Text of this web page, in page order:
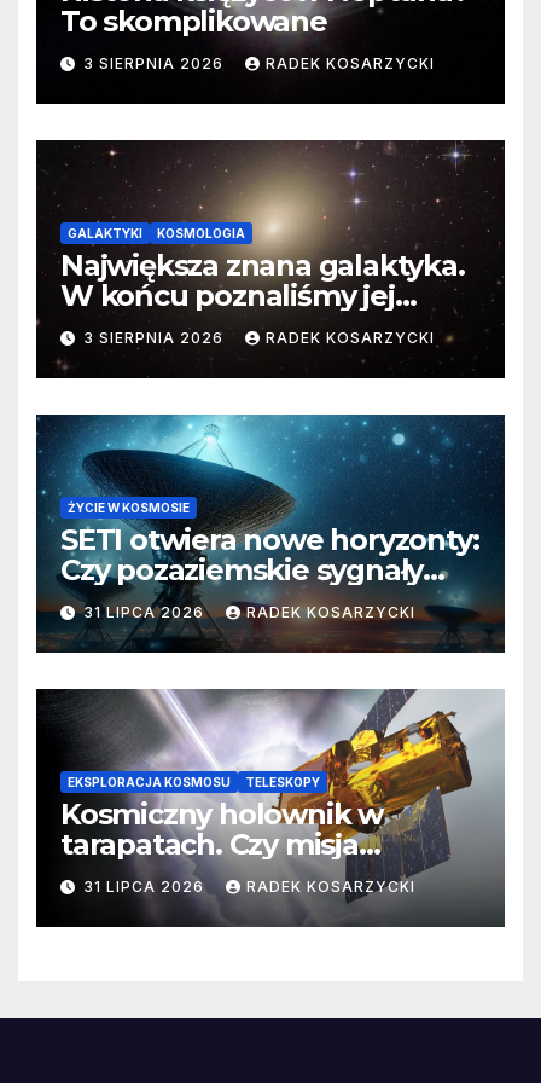
To skomplikowane
3 SIERPNIA 2026 RADEK KOSARZYCKI
GALAKTYKI KOSMOLOGIA
Największa znana galaktyka.
W końcu poznaliśmy jej
faktyczne wymiary
3 SIERPNIA 2026 RADEK KOSARZYCKI
ŻYCIE W KOSMOSIE
SETI otwiera nowe horyzonty:
Czy pozaziemskie sygnały
czekają w nieoczekiwanych
miejscach?
31 LIPCA 2026 RADEK KOSARZYCKI
EKSPLORACJA KOSMOSU TELESKOPY
Kosmiczny holownik w
tarapatach. Czy misja
ratowania Teleskopu Swift
jest zagrożona?
31 LIPCA 2026 RADEK KOSARZYCKI